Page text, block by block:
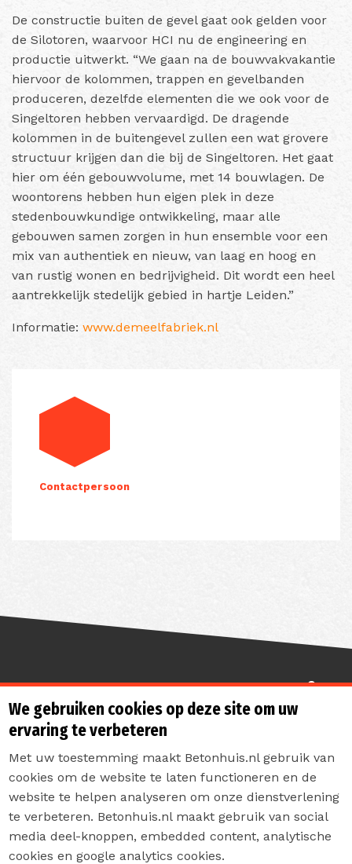
De constructie buiten de gevel gaat ook gelden voor
de Silotoren, waarvoor HCI nu de engineering en
productie uitwerkt. “We gaan na de bouwvakvakantie
hiervoor de kolommen, trappen en gevelbanden
produceren, dezelfde elementen die we ook voor de
Singeltoren hebben vervaardigd. De dragende
kolommen in de buitengevel zullen een wat grovere
structuur krijgen dan die bij de Singeltoren. Het gaat
hier om één gebouwvolume, met 14 bouwlagen. De
woontorens hebben hun eigen plek in deze
stedenbouwkundige ontwikkeling, maar alle
gebouwen samen zorgen in hun ensemble voor een
mix van authentiek en nieuw, van laag en hoog en
van rustig wonen en bedrijvigheid. Dit wordt een heel
aantrekkelijk stedelijk gebied in hartje Leiden.”
Informatie: www.demeelfabriek.nl
Contactpersoon
Sterk de toekomst in
Contact
Privacyverklaring
We gebruiken cookies op deze site om uw
ervaring te verbeteren
Met uw toestemming maakt Betonhuis.nl gebruik van
cookies om de website te laten functioneren en de
website te helpen analyseren om onze dienstverlening
te verbeteren. Betonhuis.nl maakt gebruik van social
media deel-knoppen, embedded content, analytische
cookies en google analytics cookies.